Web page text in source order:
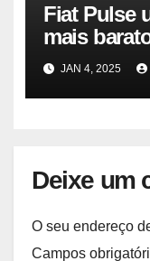
Fiat Pulse
mais
quilômetro
JAN 4, 2025
Deixe um
O seu endereço
Campos